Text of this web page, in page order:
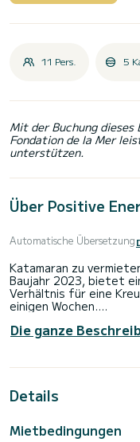
11 Pers. 5
Mit der Buchung dieses
Fondation de la Mer
unterstützen.
Über Positive
Automatische Übersetzung
Katamaran zu
Baujahr 2023, bietet
Verhältnis für eine
einigen Wochen.
Auf diesem 14 Meter
außergewöhnliche
Kabinen mit vollem
Für Ihren Komfort
Dieses Boot ist mit
Die ganze
Details
Mietbedingungen